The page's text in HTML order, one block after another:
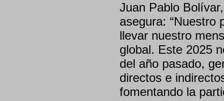
Juan Pablo
asegura: “Nuestro
llevar nuestro
global. Este 2025
del año pasado,
directos e
fomentando la